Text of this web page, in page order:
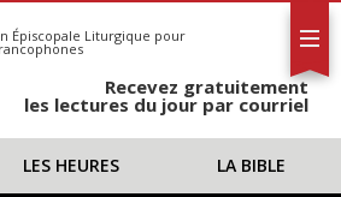
Épiscopale Liturgique pour
Recevez gratuitement
les lectures du jour par courriel
LES HEURES LA BIBLE